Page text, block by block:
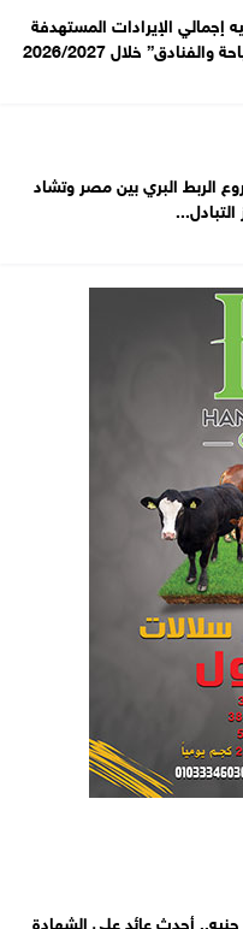
إجمالي الإيرادات المستهدفة
خلال 2026/2027
الربط البري بين مصر وتشاد
التبادل...
بحد أدنى 1000 جنيه.. أحدث عائد على الشهادة